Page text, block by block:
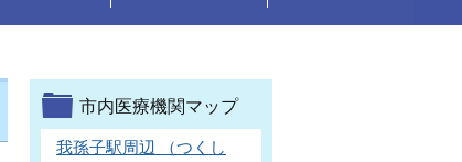
市内医療機関マップ
我孫子駅周辺 （つくし